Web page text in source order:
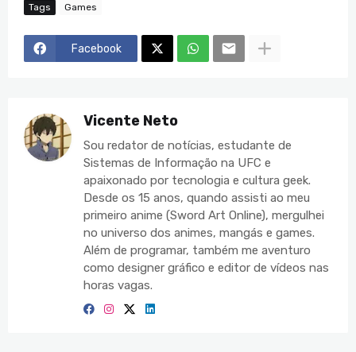
Tags Games
Facebook
Vicente Neto
Sou redator de notícias, estudante de
Sistemas de Informação na UFC e
apaixonado por tecnologia e cultura geek.
Desde os 15 anos, quando assisti ao meu
primeiro anime (Sword Art Online), mergulhei
no universo dos animes, mangás e games.
Além de programar, também me aventuro
como designer gráfico e editor de vídeos nas
horas vagas.